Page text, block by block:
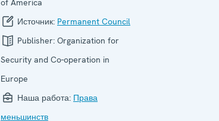
of America
Источник: Permanent Council
Publisher: Organization for
Security and Co-operation in
Europe
Наша работа: Права
меньшинств